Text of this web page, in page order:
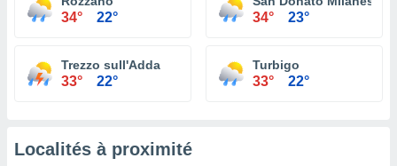
34° 22° 34° 23°
Trezzo sull'Adda
33° 22°
Turbigo
33° 22°
Localités à proximité